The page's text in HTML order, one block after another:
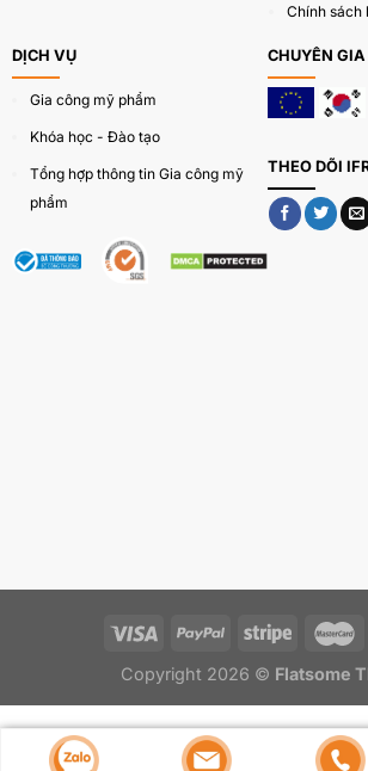
lên thân chai để người sử dụng dễ
thương hiệu mỹ phẩm của khách hàng.
IFREE có hơn 250 khách hàng lớn nhỏ
lọ mỹ phẩm dạng chai nhựa PET nâu
VN0003.
Trong quy trình gia công mỹ phẩm
Chính sách
DỊCH VỤ
Gia công mỹ phẩm
Khóa học - Đào tạo
Tổng hợp thông tin Gia công mỹ
phẩm
CHUYÊN
THEO DÕI
Copyright 2026 © Flatsome